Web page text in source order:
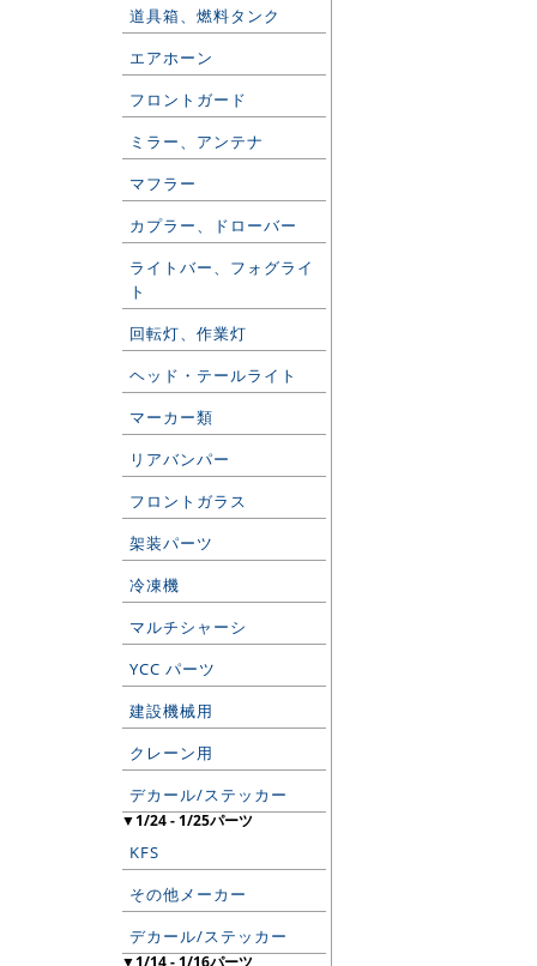
道具箱、燃料タンク
エアホーン
フロントガード
ミラー、アンテナ
マフラー
カプラー、ドローバー
ライトバー、フォグライ
ト
回転灯、作業灯
ヘッド・テールライト
マーカー類
リアバンパー
フロントガラス
架装パーツ
冷凍機
マルチシャーシ
YCC パーツ
建設機械用
クレーン用
デカール/ステッカー
▼1/24 - 1/25パーツ
KFS
その他メーカー
デカール/ステッカー
▼1/14 - 1/16パーツ